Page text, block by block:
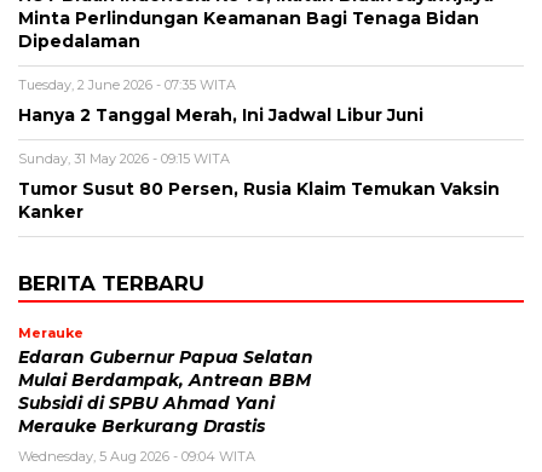
Minta Perlindungan Keamanan Bagi Tenaga Bidan
Dipedalaman
Tuesday, 2 June 2026 - 07:35 WITA
Hanya 2 Tanggal Merah, Ini Jadwal Libur Juni
Sunday, 31 May 2026 - 09:15 WITA
Tumor Susut 80 Persen, Rusia Klaim Temukan Vaksin
Kanker
BERITA TERBARU
Merauke
Edaran Gubernur Papua Selatan
Mulai Berdampak, Antrean BBM
Subsidi di SPBU Ahmad Yani
Merauke Berkurang Drastis
Wednesday, 5 Aug 2026 - 09:04 WITA